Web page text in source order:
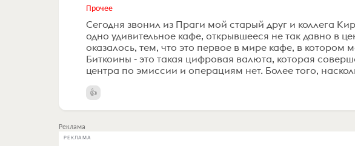
Прочее
Сегодня звонил из Праги мой старый друг и коллега
одно удивительное кафе, открывшееся не так давно в
оказалось, тем, что это первое в мире кафе, в котором
Биткоины - это такая цифровая валюта, которая
центра по эмиссии и операциям нет. Более того,
Реклама
РЕКЛАМА